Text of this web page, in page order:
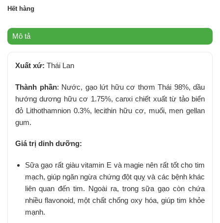
Hết hàng
Mô tả
Xuất xứ: Thái Lan
Thành phần: Nước, gạo lứt hữu cơ thơm Thái 98%, dầu
hướng dương hữu cơ 1.75%, canxi chiết xuất từ tảo biển
đỏ Lithothamnion 0.3%, lecithin hữu cơ, muối, men gellan
gum.
Giá trị dinh dưỡng:
Sữa gạo rất giàu vitamin E và magie nên rất tốt cho tim
mạch, giúp ngăn ngừa chứng đột quỵ và các bệnh khác
liên quan đến tim. Ngoài ra, trong sữa gạo còn chứa
nhiều flavonoid, một chất chống oxy hóa, giúp tim khỏe
mạnh.